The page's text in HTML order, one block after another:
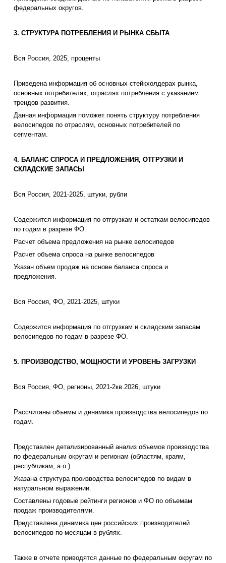
федеральных округов.
3. СТРУКТУРА ПОТРЕБЛЕНИЯ И РЫНКА СБЫТА
Вся Россия, 2025, проценты
Приведена информация об основных стейкхолдерах рынка,
основных потребителях, отраслях потребления с указанием
трендов развития.
Данная информация поможет понять структуру потребления
велосипедов по отраслям, основных потребителей по
сегментам.
4. БАЛАНС СПРОСА И ПРЕДЛОЖЕНИЯ, ОТГРУЗКИ И
СКЛАДСКИЕ ЗАПАСЫ
Вся Россия, 2021-2025, штуки, рубли
Содержится информация по отгрузкам и остаткам велосипедов
по годам в разрезе ФО.
Расчет объема предложения на рынке велосипедов
Расчет объема спроса на рынке велосипедов
Указан объем продаж на основе баланса спроса и
предложения.
Вся Россия, ФО, 2021-2025, штуки
Содержится информация по отгрузкам и складским запасам
велосипедов по годам в разрезе ФО.
5. ПРОИЗВОДСТВО, МОЩНОСТИ И УРОВЕНЬ ЗАГРУЗКИ
Вся Россия, ФО, регионы, 2021-2кв.2026, штуки
Рассчитаны объемы и динамика производства велосипедов по
годам.
Представлен детализированный анализ объемов производства
по федеральным округам и регионам (областям, краям,
республикам, а.о.).
Указана структура производства велосипедов по видам в
натуральном выражении.
Составлены годовые рейтинги регионов и ФО по объемам
продаж производителями.
Представлена динамика цен российских производителей
велосипедов по месяцам в рублях.
Также в отчете приводятся данные по федеральным округам по